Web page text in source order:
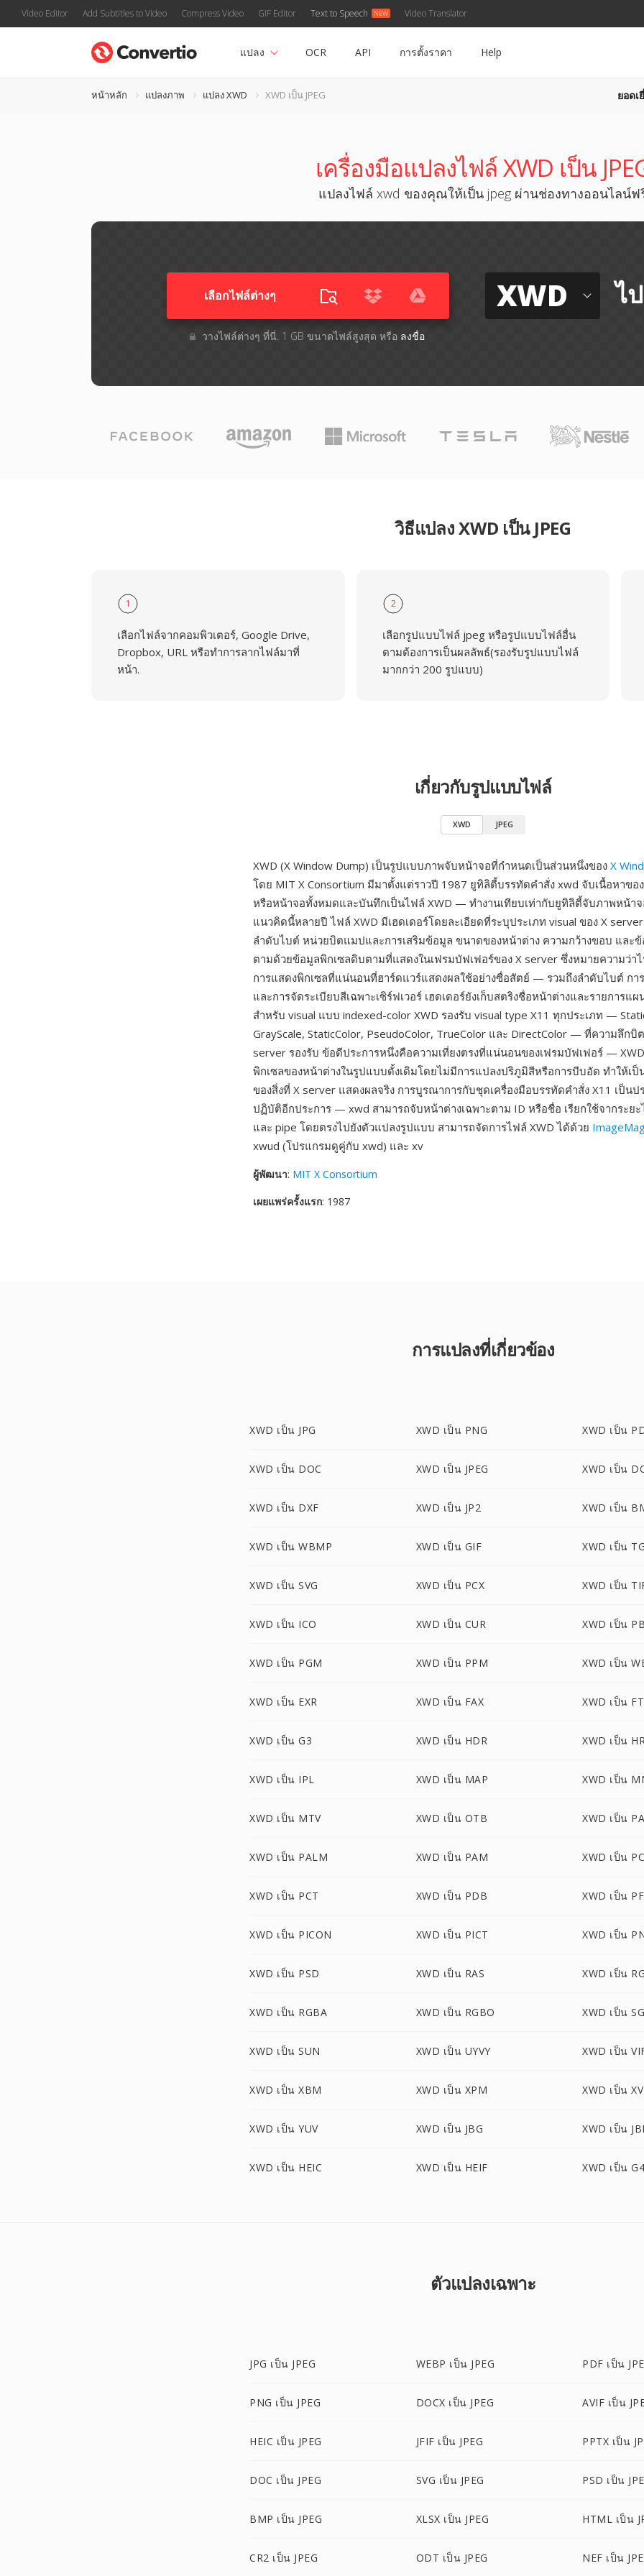
Video Editor Add Subtitles to Video Compress Video GIF Editor Text to Speech Video Translator
แปลง OCR API การตั้งราคา Help
หน้าหลัก แปลงภาพ แปลง XWD XWD เป็น JPEG ยอดเ
เครื่องมือแปลงไฟล์ XWD เป็น
แปลงไฟล์ xwd ของคุณให้เป็น jpeg ผ่านช่องทางออนไลน์ฟ
เลือกไฟล์ต่างๆ​
วางไฟล์ต่างๆ​ ที่นี่. 1 GB ขนาดไฟล์สูงสุด หรือ ลงชื่อ
XWD ไ
วิธีแปลง XWD เป็น JPEG
1
เลือกไฟล์จากคอมพิวเตอร์, Google Drive,
Dropbox, URL หรือทำการลากไฟล์มาที่
หน้า.
2
เลือกรูปแบบไฟล์ jpeg หรือรูปแบบไฟล์อื่น
ตามต้องการเป็นผลลัพธ์(รองรับรูปแบบไฟล์
มากกว่า 200 รูปแบบ)
เกี่ยวกับรูปแบบไฟล์
XWD JPEG
XWD (X Window Dump) เป็นรูปแบบภาพจับหน้าจอที่กำหนดเป็นส่วนหนึ่งของ X
โดย MIT X Consortium มีมาตั้งแต่ราวปี 1987 ยูทิลิตี้บรรทัดคำสั่ง xwd จับเนื้อหาขอ
หรือหน้าจอทั้งหมดและบันทึกเป็นไฟล์ XWD — ทำงานเทียบเท่ากับยูทิลิตี้จับภาพหน้า
แนวคิดนี้หลายปี ไฟล์ XWD มีเฮดเดอร์โดยละเอียดที่ระบุประเภท visual ของ X
ลำดับไบต์ หน่วยบิตแมปและการเสริมข้อมูล ขนาดของหน้าต่าง ความกว้างขอบ และ
ตามด้วยข้อมูลพิกเซลดิบตามที่แสดงในเฟรมบัฟเฟอร์ของ X server ซึ่งหมายความว่า
การแสดงพิกเซลที่แน่นอนที่ฮาร์ดแวร์แสดงผลใช้อย่างซื่อสัตย์ — รวมถึงลำดับไบต์ กา
และการจัดระเบียบสีเฉพาะเซิร์ฟเวอร์ เฮดเดอร์ยังเก็บสตริงชื่อหน้าต่างและรายการแ
สำหรับ visual แบบ indexed-color XWD รองรับ visual type X11 ทุกประเภท —
GrayScale, StaticColor, PseudoColor, TrueColor และ DirectColor — ที่ความลึกบิ
server รองรับ ข้อดีประการหนึ่งคือความเที่ยงตรงที่แน่นอนของเฟรมบัฟเฟอร์ —
พิกเซลของหน้าต่างในรูปแบบดั้งเดิมโดยไม่มีการแปลงปริภูมิสีหรือการบีบอัด ทำให้เ
ของสิ่งที่ X server แสดงผลจริง การบูรณาการกับชุดเครื่องมือบรรทัดคำสั่ง X11 เป็นป
ปฏิบัติอีกประการ — xwd สามารถจับหน้าต่างเฉพาะตาม ID หรือชื่อ เรียกใช้จากระยะ
และ pipe โดยตรงไปยังตัวแปลงรูปแบบ สามารถจัดการไฟล์ XWD ได้ด้วย
xwud (โปรแกรมดูคู่กับ xwd) และ xv
ผู้พัฒนา: MIT X Consortium
เผยแพร่ครั้งแรก: 1987
การแปลงที่เกี่ยวข้อง
XWD เป็น JPG XWD เป็น PNG XWD เป็น
XWD เป็น DOC XWD เป็น JPEG XWD เป็น
XWD เป็น DXF XWD เป็น JP2 XWD เป็น
XWD เป็น WBMP XWD เป็น GIF XWD เป็น
XWD เป็น SVG XWD เป็น PCX XWD เป็น
XWD เป็น ICO XWD เป็น CUR XWD เป็น
XWD เป็น PGM XWD เป็น PPM XWD เป็น
XWD เป็น EXR XWD เป็น FAX XWD เป็น
XWD เป็น G3 XWD เป็น HDR XWD เป็น
XWD เป็น IPL XWD เป็น MAP XWD เป็น
XWD เป็น MTV XWD เป็น OTB XWD เป็น
XWD เป็น PALM XWD เป็น PAM XWD เป็น
XWD เป็น PCT XWD เป็น PDB XWD เป็น
XWD เป็น PICON XWD เป็น PICT XWD เป็น
XWD เป็น PSD XWD เป็น RAS XWD เป็น
XWD เป็น RGBA XWD เป็น RGBO XWD เป็น
XWD เป็น SUN XWD เป็น UYVY XWD เป็น
XWD เป็น XBM XWD เป็น XPM XWD เป็น XV
XWD เป็น YUV XWD เป็น JBG XWD เป็น
XWD เป็น HEIC XWD เป็น HEIF XWD เป็น G4
ตัวแปลงเฉพาะ
JPG เป็น JPEG WEBP เป็น JPEG PDF เป็น
PNG เป็น JPEG DOCX เป็น JPEG AVIF เป็น
HEIC เป็น JPEG JFIF เป็น JPEG PPTX เป็น
DOC เป็น JPEG SVG เป็น JPEG PSD เป็น
BMP เป็น JPEG XLSX เป็น JPEG HTML เป็น
CR2 เป็น JPEG ODT เป็น JPEG NEF เป็น